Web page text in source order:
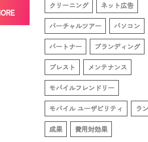
クリーニング ネット広告
バーチャルツアー パソコン
パートナー ブランディング
ブレスト メンテナンス
モバイルフレンドリー
モバイル ユーザビリティ ラ
成果 費用対効果